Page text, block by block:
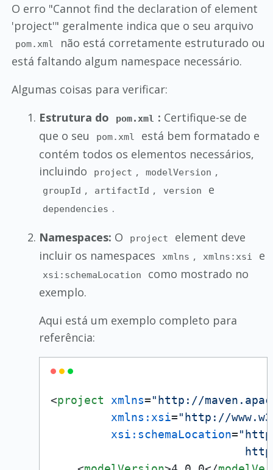
O erro "Cannot find the declaration of element
'project'" geralmente indica que o seu arquivo
pom.xml
não está corretamente estruturado ou
está faltando algum namespace necessário.
Algumas coisas para verificar:
Estrutura do
pom.xml : Certifique-se de
que o seu
pom.xml
está bem formatado e
contém todos os elementos necessários,
incluindo
project , modelVersion ,
groupId , artifactId , version e
dependencies .
Namespaces: O project
element deve
incluir os namespaces
xmlns , xmlns:xsi e
xsi:schemaLocation
como mostrado no
exemplo.
Aqui está um exemplo completo para
referência:
<project xmlns="http://
xmlns:xsi="http://
xsi:schemaLocation=